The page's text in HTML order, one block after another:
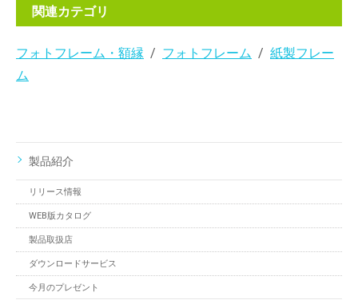
関連カテゴリ
フォトフレーム・額縁 フォトフレーム
紙製フレー
ム
製品紹介
リリース情報
WEB版カタログ
製品取扱店
ダウンロードサービス
今月のプレゼント